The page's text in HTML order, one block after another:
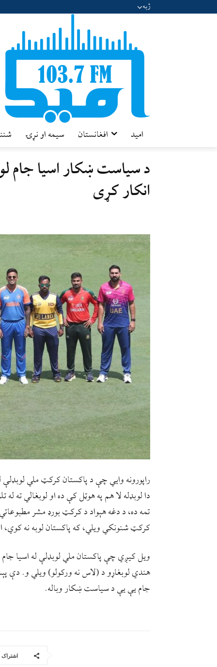
ژبه
امید افغانستان سیمه او نړۍ
د سیاست ښکار اسیا جام
انکار کړی
راپورونه وایي چې د پاکستان کرکټ ملي
دا لوبډله لا هم په هوټل کې ده او لوبغالي ته
تمه ده، د دغه هېواد د کرکټ بورډ مشر
کرکټ شنونکي ویلي، که پاکستان لوبه نه کوي،
ویل کیږي چې پاکستان ملي لوبډلې له اسیا
هندي لوبغاړو د (لاس نه ورکولو) ویلي و. دې
جام یې یې د سیاست ښکار وباله.
اشتراک